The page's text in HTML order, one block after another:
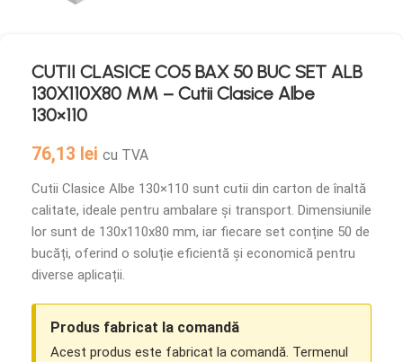
CUTII CLASICE CO5 BAX 50 BUC SET ALB
130X110X80 MM – Cutii Clasice Albe
130×110
76,13 lei cu TVA
Cutii Clasice Albe 130×110 sunt cutii din carton de înaltă
calitate, ideale pentru ambalare și transport. Dimensiunile
lor sunt de 130x110x80 mm, iar fiecare set conține 50 de
bucăți, oferind o soluție eficientă și economică pentru
diverse aplicații.
Produs fabricat la comandă
Acest produs este fabricat la comandă. Termenul